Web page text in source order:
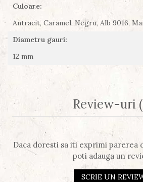
Culoare:
Antracit, Caramel, Negru, Alb 9016,
Diametru gauri:
12 mm
Review-uri
Daca doresti sa iti exprimi parerea
poti adauga un
SCRIE UN